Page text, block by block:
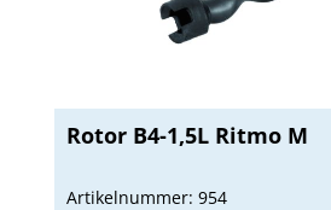
Rotor B4-1,5L Ritmo M
Artikelnummer: 954